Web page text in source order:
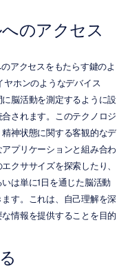
のアクセス
アクセスをもたらす鍵のよ
ヤホンのようなデバイス
脳活動を測定するように設
されます。このテクノロジ
神状態に関する客観的なデ
プリケーションと組み合わ
クササイズを探索したり、
は単に1日を通じた脳活動
す。これは、自己理解を深
情報を提供することを目的